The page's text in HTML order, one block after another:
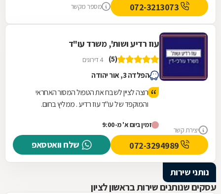
מספר מקשר
יצירת קשר
עוז רדיע ושות', משרד עו"ד
(5) 4 דירוגים
הפלדה 3, אור יהודה
רוצה לציין לשבח את הטפול המסור האחראי
והמוקפד של עו"ד עוז רדיע . ממליץ בחום.
זמין ביום א' מ-9:00
שלח וואטסאפ
נותני שירות
עסקים שנותנים שירות בראשון לציון